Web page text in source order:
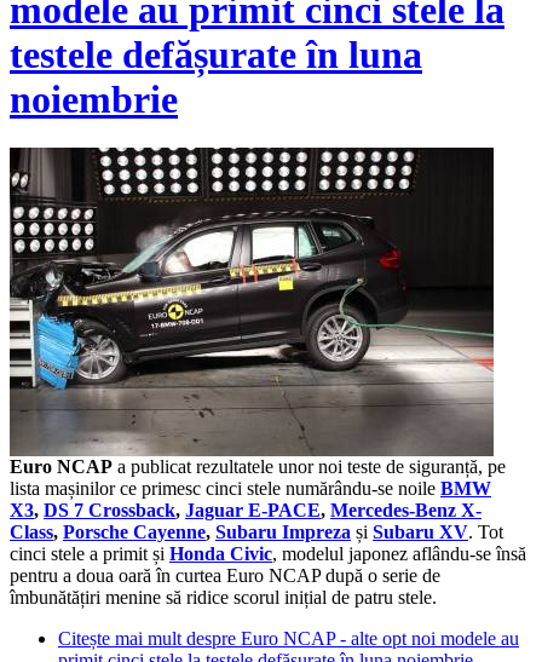
modele au primit cinci stele la
testele defășurate în luna
noiembrie
Euro NCAP a publicat rezultatele unor noi teste de siguranță, pe
lista mașinilor ce primesc cinci stele numărându-se noile BMW
X3, DS 7 Crossback, Jaguar E-PACE, Mercedes-Benz X-
Class, Porsche Cayenne, Subaru Impreza și Subaru XV. Tot
cinci stele a primit și Honda Civic, modelul japonez aflându-se însă
pentru a doua oară în curtea Euro NCAP după o serie de
îmbunătățiri menine să ridice scorul inițial de patru stele.
Citește mai mult despre Euro NCAP - alte opt noi modele au